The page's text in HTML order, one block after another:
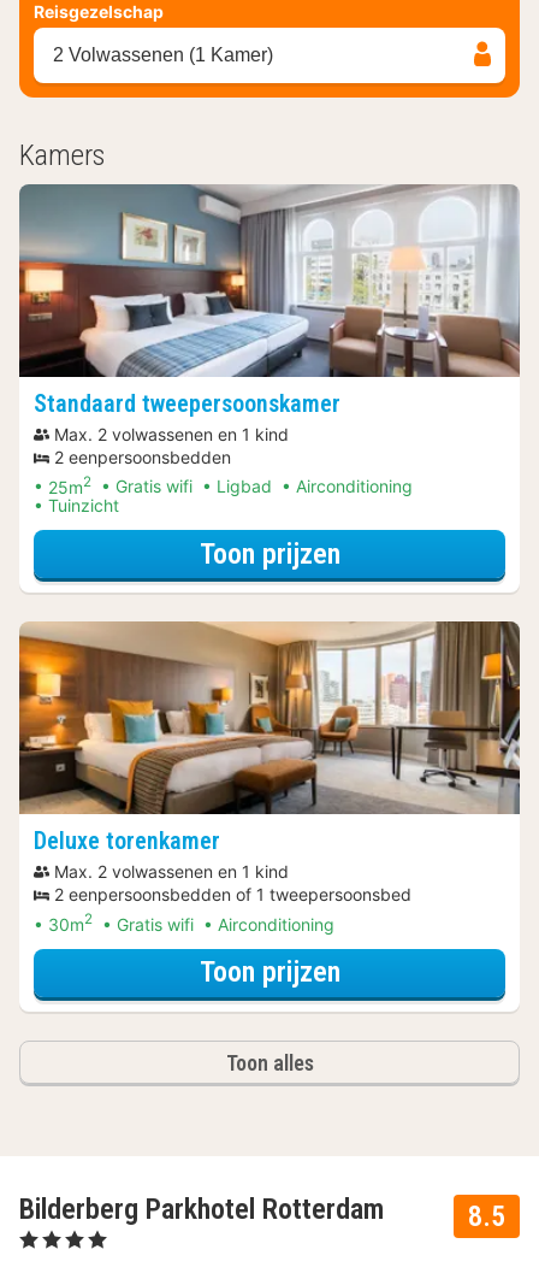
Reisgezelschap
2 Volwassenen (1 Kamer)
Kamers
Standaard tweepersoonskamer
Max. 2 volwassenen en 1 kind
2 eenpersoonsbedden
25m2 Gratis wifi Ligbad
Airconditioning
Tuinzicht
Toon prijzenvoor Standaard
Deluxe torenkamer
Max. 2 volwassenen en 1 kind
2 eenpersoonsbedden of 1 tweepersoonsbed
30m2 Gratis wifi Airconditioning
Toon prijzenvoor Deluxe
Toon alles
8.5
Bilderberg Parkhotel Rotterdam
, 4 Sterren